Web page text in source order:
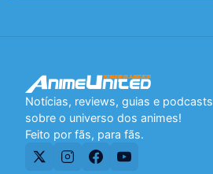
Notícias, reviews, guias e podcasts
sobre o universo dos animes!
Feito por fãs, para fãs.